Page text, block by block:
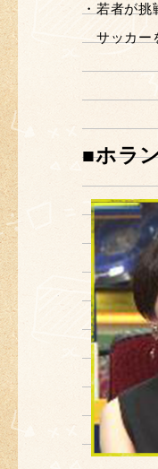
・若者が
サッカー
■ホラ